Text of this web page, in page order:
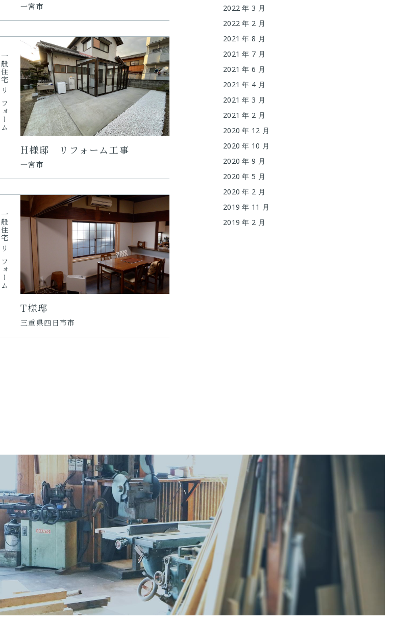
一宮市
一般住宅
リフォーム
H様邸 リフォーム工事
一宮市
一般住宅
リフォーム
T様邸
三重県四日市市
2022 年 3 月
2022 年 2 月
2021 年 8 月
2021 年 7 月
2021 年 6 月
2021 年 4 月
2021 年 3 月
2021 年 2 月
2020 年 12 月
2020 年 10 月
2020 年 9 月
2020 年 5 月
2020 年 2 月
2019 年 11 月
2019 年 2 月